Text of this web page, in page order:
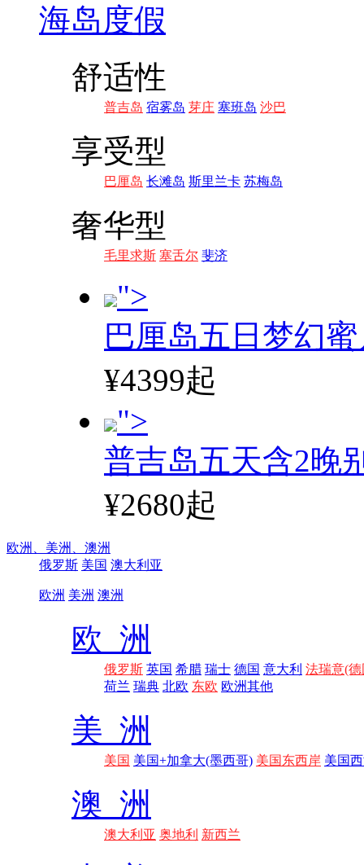
海岛度假
舒适性
普吉岛 宿雾岛 芽庄 塞班岛 沙巴
享受型
巴厘岛 长滩岛 斯里兰卡 苏梅岛
奢华型
毛里求斯 塞舌尔 斐济
">
巴厘岛五日梦幻
¥4399起
">
普吉岛五天含2晚
¥2680起
欧洲、 美洲、 澳洲
俄罗斯 美国 澳大利亚
欧洲 美洲 澳洲
欧 洲
俄罗斯 英国 希腊 瑞士 德国 意大利 法瑞意(德
荷兰 瑞典 北欧 东欧 欧洲其他
美 洲
美国 美国+加拿大(墨西哥) 美国东西岸 美国
澳 洲
澳大利亚 奥地利 新西兰